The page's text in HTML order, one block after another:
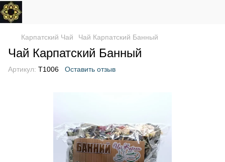
Карпатский Чай Чай Карпатский Банный
Чай Карпатский Банный
Артикул: T1006 Оставить отзыв